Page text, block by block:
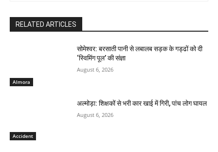
RELATED ARTICLES
Almora
सोमेश्वर: बरसाती पानी से लबालब सड़क के गड्ढों को दी
‘स्विमिंग पूल’ की संज्ञा
August 6, 2026
Accident
अल्मोड़ा: शिक्षकों से भरी कार खाई में गिरी, पांच लोग घायल
August 6, 2026